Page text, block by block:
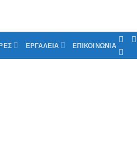
ΕΡΓΑΛΕΙΑ ΕΠΙΚΟΙΝΩΝΙΑ